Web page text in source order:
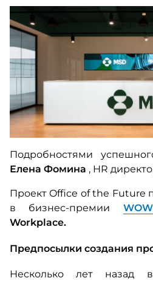
Подробностями
Елена Фомина , HR
Проект Office of the Future
в бизнес-премии
Workplace.
Предпосылки создания
Несколько лет назад